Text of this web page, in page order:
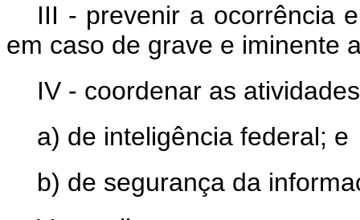
III - prevenir a ocorrência
em caso de grave e iminente
IV - coordenar as
a) de inteligência federal; e
b) de segurança da